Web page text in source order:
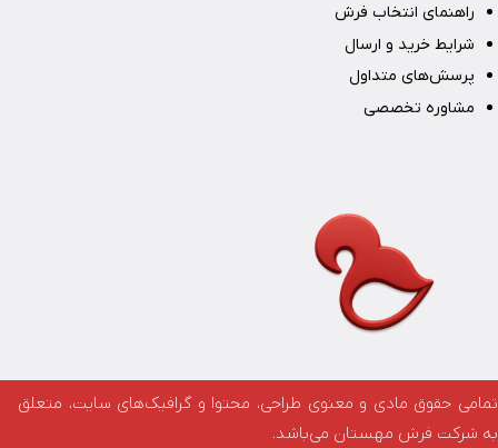
راهنمای انتخاب فرش
شرایط خرید و ارسال
پرسش‌های متداول
مشاوره تخصصی
تمامی حقوق مادی و معنوی طراحی، محتوا و گرافیک‌های سایت، متعلق
به شرکت فرش مهستان می‌باشد.